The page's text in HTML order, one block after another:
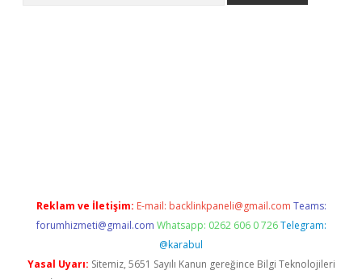
Reklam ve İletişim: E-mail: backlinkpaneli@gmail.com Teams:
forumhizmeti@gmail.com Whatsapp: 0262 606 0 726 Telegram:
@karabul
Yasal Uyarı: Sitemiz, 5651 Sayılı Kanun gereğince Bilgi Teknolojileri